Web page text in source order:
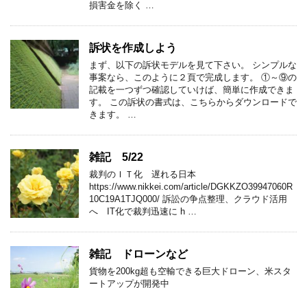
損害金を除く …
訴状を作成しよう
まず、以下の訴状モデルを見て下さい。 シンプルな
事案なら、このように２頁で完成します。 ①～⑨の
記載を一つずつ確認していけば、簡単に作成できま
す。 この訴状の書式は、こちらからダウンロードで
きます。 …
雑記 5/22
裁判のＩＴ化 遅れる日本
https://www.nikkei.com/article/DGKKZO39947060R
10C19A1TJQ000/ 訴訟の争点整理、クラウド活用
へ IT化で裁判迅速に h …
雑記 ドローンなど
貨物を200kg超も空輸できる巨大ドローン、米スタ
ートアップが開発中